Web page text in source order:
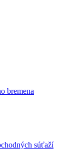
bremena
súťaží